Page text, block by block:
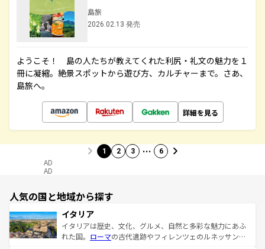
島旅
2026.02.13 発売
ようこそ！ 島の人たちが教えてくれた利尻・礼文の魅力を１
冊に凝縮。絶景スポットから遊び方、カルチャーまで。さあ、
島旅へ。
詳細を見る
1 2 3 … 6
AD
AD
人気の国と地域から探す
イタリア
イタリアは歴史、文化、グルメ、自然と多彩な魅力にあふ
れた国。 ローマの古代遺跡やフィレンツェのルネッサンス